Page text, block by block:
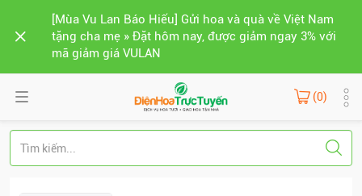
[Mùa Vu Lan Báo Hiếu] Gửi hoa và quà về Việt Nam
tặng cha mẹ » Đặt hôm nay, được giảm ngay 3% với
mã giảm giá VULAN
(0)